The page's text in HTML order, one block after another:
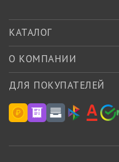
КАТАЛОГ
О КОМПАНИИ
ДЛЯ ПОКУПАТЕЛЕЙ